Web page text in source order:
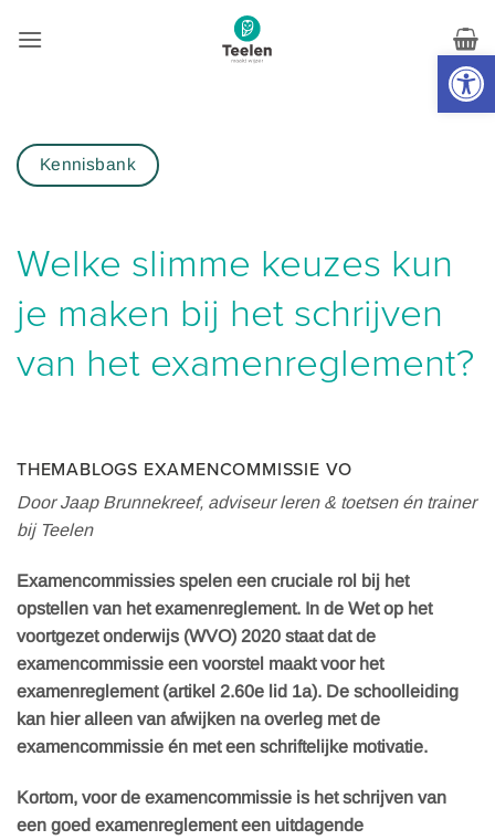
Kennisbank
Welke slimme keuzes kun
je maken bij het schrijven
van het examenreglement?
THEMABLOGS EXAMENCOMMISSIE VO
Door Jaap Brunnekreef, adviseur leren & toetsen én trainer
bij Teelen
Examencommissies spelen een cruciale rol bij het
opstellen van het examenreglement. In de Wet op het
voortgezet onderwijs (WVO) 2020 staat dat de
examencommissie een voorstel maakt voor het
examenreglement (artikel 2.60e lid 1a). De schoolleiding
kan hier alleen van afwijken na overleg met de
examencommissie én met een schriftelijke motivatie.
Kortom, voor de examencommissie is het schrijven van
een goed examenreglement een uitdagende